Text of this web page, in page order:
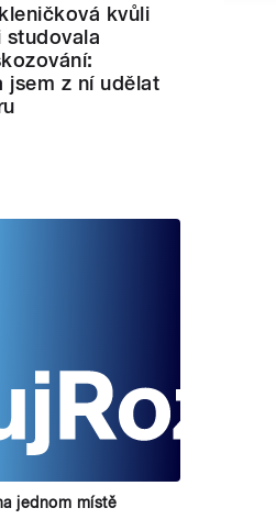
kvůli
studovala
jsem z ní udělat
jednom místě